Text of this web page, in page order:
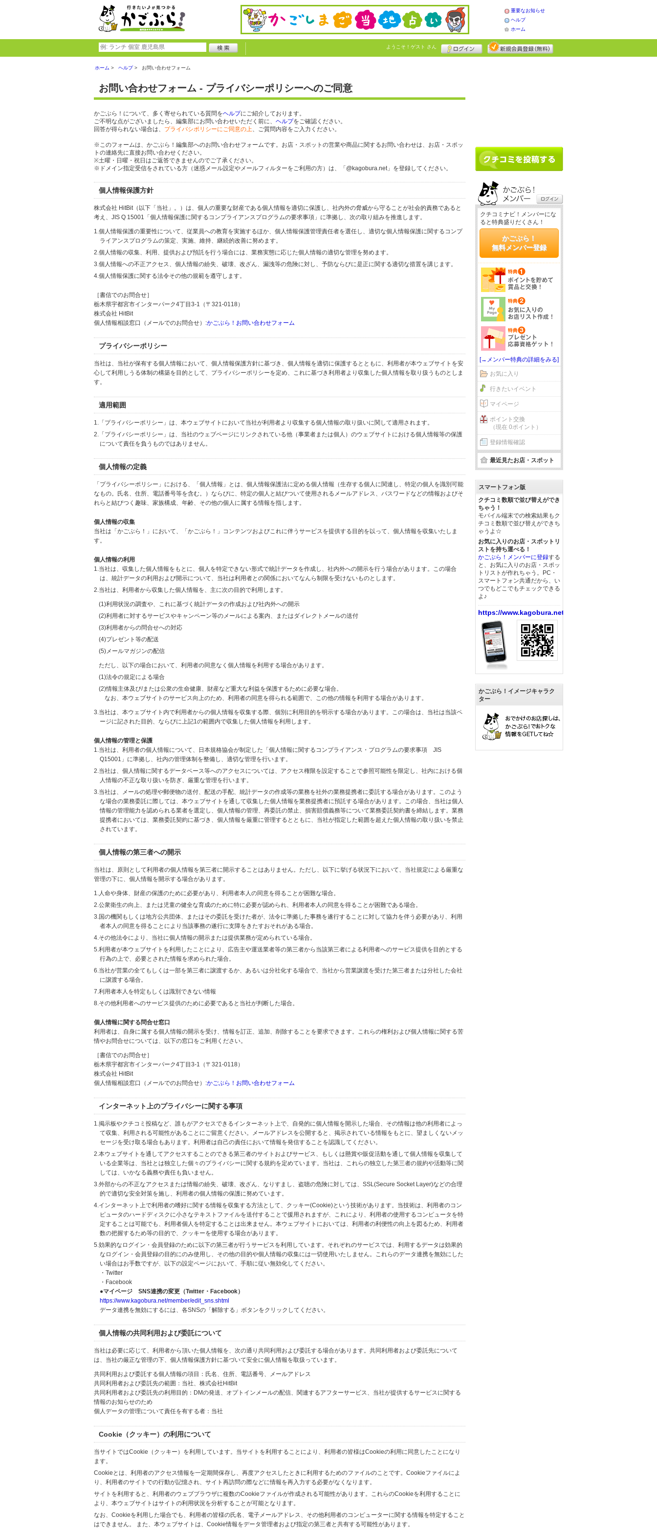
重要なお知らせ
ヘルプ
ホーム
ようこそ！ ゲスト さん
ホーム ヘルプ お問い合わせフォーム
お問い合わせフォーム - プライバシーポリシーへのご同意
かごぶら！について、多く寄せられている質問をヘルプにご紹介しております。
ご不明な点がございましたら、編集部にお問い合わせいただく前に、 ヘルプをご確認ください。
回答が得られない場合は、 プライバシポリシーにご同意の上、ご質問内容をご入力ください。
※このフォームは、かごぶら！編集部へのお問い合わせフォームです。お店・スポットの営業や商品に関するお問い合わせは、お店・スポッ
トの連絡先に直接お問い合わせください。
※土曜・日曜・祝日はご返答できませんのでご了承ください。
※ドメイン指定受信をされている方（迷惑メール設定やメールフィルターをご利用の方）は、「@kagobura.net」を登録してください。
個人情報保護方針
株式会社 HitBit（以下「当社」。）は、個人の重要な財産である個人情報を適切に保護し、社内外の脅威から守ることが社会的責務であると
考え、JIS Q 15001「個人情報保護に関するコンプライアンスプログラムの要求事項」に準拠し、次の取り組みを推進します。
1.個人情報保護の重要性について、従業員への教育を実施するほか、個人情報保護管理責任者を選任し、適切な個人情報保護に関するコンプ
ライアンスプログラムの策定、実施、維持、継続的改善に努めます。
2.個人情報の収集、利用、提供および預託を行う場合には、業務実態に応じた個人情報の適切な管理を努めます。
3.個人情報への不正アクセス、個人情報の紛失、破壊、改ざん、漏洩等の危険に対し、予防ならびに是正に関する適切な措置を講じます。
4.個人情報保護に関する法令その他の規範を遵守します。
［書信でのお問合せ］
栃木県宇都宮市インターパーク4丁目3-1（〒321-0118）
株式会社 HitBit
個人情報相談窓口（メールでのお問合せ）:かごぶら！お問い合わせフォーム
プライバシーポリシー
当社は、当社が保有する個人情報において、個人情報保護方針に基づき、個人情報を適切に保護するとともに、利用者が本ウェブサイトを安
心して利用しうる体制の構築を目的として、プライバシーポリシーを定め、これに基づき利用者より収集した個人情報を取り扱うものとしま
す。
適用範囲
1.「プライバシーポリシー」は、本ウェブサイトにおいて当社が利用者より収集する個人情報の取り扱いに関して適用されます。
2.「プライバシーポリシー」は、当社のウェブページにリンクされている他（事業者または個人）のウェブサイトにおける個人情報等の保護
について責任を負うものではありません。
個人情報の定義
「プライバシーポリシー」における、「個人情報」とは、個人情報保護法に定める個人情報（生存する個人に関連し、特定の個人を識別可能
なもの。氏名、住所、電話番号等を含む。）ならびに、特定の個人と結びついて使用されるメールアドレス、パスワードなどの情報およびそ
れらと結びつく趣味、家族構成、年齢、その他の個人に属する情報を指します。
個人情報の収集
当社は「かごぶら！」において、「かごぶら！」コンテンツおよびこれに伴うサービスを提供する目的を以って、個人情報を収集いたしま
す。
個人情報の利用
1.当社は、収集した個人情報をもとに、個人を特定できない形式で統計データを作成し、社内外への開示を行う場合があります。この場合
は、統計データの利用および開示について、当社は利用者との関係においてなんら制限を受けないものとします。
2.当社は、利用者から収集した個人情報を、主に次の目的で利用します。
(1)利用状況の調査や、これに基づく統計データの作成および社内外への開示
(2)利用者に対するサービスやキャンペーン等のメールによる案内、またはダイレクトメールの送付
(3)利用者からの問合せへの対応
(4)プレゼント等の配送
(5)メールマガジンの配信
ただし、以下の場合において、利用者の同意なく個人情報を利用する場合があります。
(1)法令の規定による場合
(2)情報主体及び/または公衆の生命健康、財産など重大な利益を保護するために必要な場合。
なお、本ウェブサイトのサービス向上のため、利用者の同意を得られる範囲で、この他の情報を利用する場合があります。
3.当社は、本ウェブサイト内で利用者からの個人情報を収集する際、個別に利用目的を明示する場合があります。この場合は、当社は当該ペ
ージに記された目的、ならびに上記1の範囲内で収集した個人情報を利用します。
個人情報の管理と保護
1.当社は、利用者の個人情報について、日本規格協会が制定した「個人情報に関するコンプライアンス・プログラムの要求事項 JIS
Q15001」に準拠し、社内の管理体制を整備し、適切な管理を行います。
2.当社は、個人情報に関するデータベース等へのアクセスについては、アクセス権限を設定することで参照可能性を限定し、社内における個
人情報の不正な取り扱いを防ぎ、厳重な管理を行います。
3.当社は、メールの処理や郵便物の送付、配送の手配、統計データの作成等の業務を社外の業務提携者に委託する場合があります。このよう
な場合の業務委託に際しては、本ウェブサイトを通して収集した個人情報を業務提携者に預託する場合があります。この場合、当社は個人
情報の管理能力を認められる業者を選定し、個人情報の管理、再委託の禁止、損害賠償義務等について業務委託契約書を締結します。業務
提携者においては、業務委託契約に基づき、個人情報を厳重に管理するとともに、当社が指定した範囲を超えた個人情報の取り扱いを禁止
されています。
個人情報の第三者への開示
当社は、原則として利用者の個人情報を第三者に開示することはありません。ただし、以下に挙げる状況下において、当社規定による厳重な
管理の下に、個人情報を開示する場合があります。
1.人命や身体、財産の保護のために必要があり、利用者本人の同意を得ることが困難な場合。
2.公衆衛生の向上、または児童の健全な育成のために特に必要が認められ、利用者本人の同意を得ることが困難である場合。
3.国の機関もしくは地方公共団体、またはその委託を受けた者が、法令に準拠した事務を遂行することに対して協力を伴う必要があり、利用
者本人の同意を得ることにより当該事務の遂行に支障をきたすおそれがある場合。
4.その他法令により、当社に個人情報の開示または提供業務が定められている場合。
5.利用者が本ウェブサイトを利用したことにより、広告主や運送業者等の第三者から当該第三者による利用者へのサービス提供を目的とする
行為の上で、必要とされた情報を求められた場合。
6.当社が営業の全てもしくは一部を第三者に譲渡するか、あるいは分社化する場合で、当社から営業譲渡を受けた第三者または分社した会社
に譲渡する場合。
7.利用者本人を特定もしくは識別できない情報
8.その他利用者へのサービス提供のために必要であると当社が判断した場合。
個人情報に関する問合せ窓口
利用者は、自身に属する個人情報の開示を受け、情報を訂正、追加、削除することを要求できます。これらの権利および個人情報に関する苦
情やお問合せについては、以下の窓口をご利用ください。
［書信でのお問合せ］
栃木県宇都宮市インターパーク4丁目3-1（〒321-0118）
株式会社 HitBit
個人情報相談窓口（メールでのお問合せ）:かごぶら！お問い合わせフォーム
インターネット上のプライバシーに関する事項
1.掲示板やクチコミ投稿など、誰もがアクセスできるインターネット上で、自発的に個人情報を開示した場合、その情報は他の利用者によっ
て収集、利用される可能性があることにご留意ください。メールアドレスを公開すると、掲示されている情報をもとに、望ましくないメッ
セージを受け取る場合もあります。利用者は自己の責任において情報を発信することを認識してください。
2.本ウェブサイトを通してアクセスすることのできる第三者のサイトおよびサービス、もしくは懸賞や販促活動を通して個人情報を収集して
いる企業等は、当社とは独立した個々のプライバシーに関する規約を定めています。当社は、これらの独立した第三者の規約や活動等に関
しては、いかなる義務や責任も負いません。
3.外部からの不正なアクセスまたは情報の紛失、破壊、改ざん、なりすまし、盗聴の危険に対しては、SSL(Secure Socket Layer)などの合理
的で適切な安全対策を施し、利用者の個人情報の保護に努めています。
4.インターネット上で利用者の嗜好に関する情報を収集する方法として、クッキー(Cookie)という技術があります。当技術は、利用者のコン
ピュータのハードディスクに小さなテキストファイルを送付することで援用されますが、これにより、利用者の使用するコンピュータを特
定することは可能でも、利用者個人を特定することは出来ません。本ウェブサイトにおいては、利用者の利便性の向上を図るため、利用者
数の把握するため等の目的で、クッキーを使用する場合があります。
5.効果的なログイン・会員登録のために以下の第三者が行うサービスを利用しています。それぞれのサービスでは、利用するデータは効果的
なログイン・会員登録の目的にのみ使用し、その他の目的や個人情報の収集には一切使用いたしません。これらのデータ連携を無効にした
い場合はお手数ですが、以下の設定ページにおいて、手順に従い無効化してください。
・Twitter
・Facebook
●マイページ SNS連携の変更（Twitter・Facebook）
https://www.kagobura.net/member/edit_sns.shtml
データ連携を無効にするには、各SNSの「解除する」ボタンをクリックしてください。
個人情報の共同利用および委託について
当社は必要に応じて、利用者から頂いた個人情報を、次の通り共同利用および委託する場合があります。共同利用者および委託先について
は、当社の厳正な管理の下、個人情報保護方針に基づいて安全に個人情報を取扱っています。
共同利用および委託する個人情報の項目：氏名、住所、電話番号、メールアドレス
共同利用者および委託先の範囲：当社、株式会社HitBit
共同利用者および委託先の利用目的：DMの発送、オプトインメールの配信、関連するアフターサービス、当社が提供するサービスに関する
情報のお知らせのため
個人データの管理について責任を有する者：当社
Cookie（クッキー）の利用について
当サイトではCookie（クッキー）を利用しています。当サイトを利用することにより、利用者の皆様はCookieの利用に同意したことになり
ます。
Cookieとは、利用者のアクセス情報を一定期間保存し、再度アクセスしたときに利用するためのファイルのことです。Cookieファイルによ
り、利用者のサイトでの行動が記憶され、サイト再訪問の際などに情報を再入力する必要がなくなります。
サイトを利用すると、利用者のウェブブラウザに複数のCookieファイルが作成される可能性があります。これらのCookieを利用することに
より、本ウェブサイトはサイトの利用状況を分析することが可能となります。
なお、Cookieを利用した場合でも、利用者の皆様の氏名、電子メールアドレス、その他利用者のコンピューターに関する情報を特定すること
はできません。 また、本ウェブサイトは、Cookie情報をデータ管理者および指定の第三者と共有する可能性があります。
クチコミナビ！メンバーにな
ると特典盛りだくさん！
かごぶら！
無料メンバー登録
[→メンバー特典の詳細をみる]
お気に入り
行きたいイベント
マイページ
ポイント交換
（現在 0ポイント）
登録情報確認
最近見たお店・スポット
スマートフォン版
クチコミ数順で並び替えができ
ちゃう！
モバイル端末での検索結果もク
チコミ数順で並び替えができち
ゃうよ☆
お気に入りのお店・スポットリ
ストを持ち運べる！
かごぶら！メンバーに登録する
と、お気に入りのお店・スポッ
トリストが作れちゃう。PC・
スマートフォン共通だから、い
つでもどこでもチェックできる
よ♪
https://www.kagobura.net/
かごぶら！イメージキャラク
ター